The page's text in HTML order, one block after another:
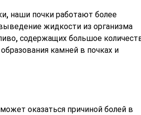
жидкости из организма
содержащих большое
камней в почках и
оказаться причиной болей в